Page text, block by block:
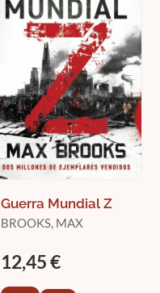
Guerra Mundial Z
BROOKS, MAX
12,45 €